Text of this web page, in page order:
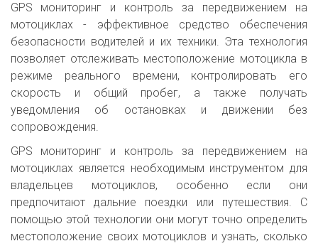
GPS мониторинг и контроль за передвижением на
мотоциклах - эффективное средство обеспечения
безопасности водителей и их техники. Эта технология
позволяет отслеживать местоположение мотоцикла в
режиме реального времени, контролировать его
скорость и общий пробег, а также получать
уведомления об остановках и движении без
сопровождения.
GPS мониторинг и контроль за передвижением на
мотоциклах является необходимым инструментом для
владельцев мотоциклов, особенно если они
предпочитают дальние поездки или путешествия. С
помощью этой технологии они могут точно определить
местоположение своих мотоциклов и узнать, сколько